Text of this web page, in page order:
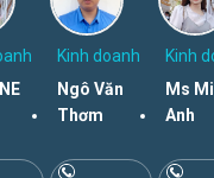
Kinh doanh
Ngô Văn
Thơm
Kinh
Ms
Anh